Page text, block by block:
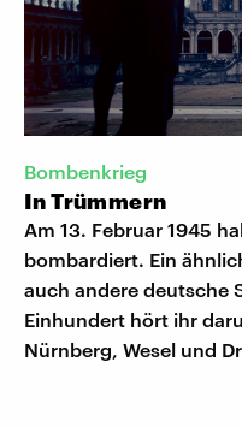
Bombenkrieg
In Trümmern
Am 13. Februar 1945
bombardiert. Ein
auch andere deutsche
Einhundert hört ihr
Nürnberg, Wesel und